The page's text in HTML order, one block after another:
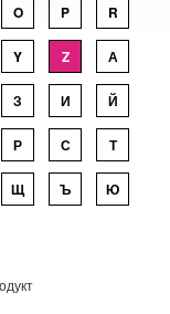
O P R
Y Z А
З И Й
Р С Т
Щ Ъ Ю